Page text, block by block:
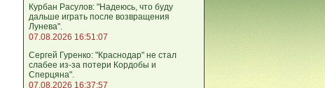
Курбан Расулов: "Надеюсь, что буду
дальше играть после возвращения
Лунева".
07.08.2026 16:51:07
Сергей Гуренко: "Краснодар" не стал
слабее из-за потери Кордобы и
Сперцяна".
07.08.2026 16:37:57